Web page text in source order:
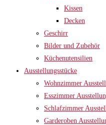
Kissen
Decken
Geschirr
Bilder und Zubehör
Küchenutensilien
Ausstellungsstücke
Wohnzimmer
Esszimmer
Schlafzimmer
Garderoben